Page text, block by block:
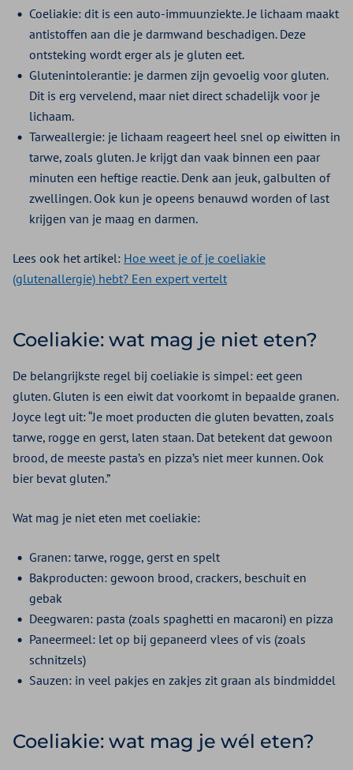
Coeliakie: dit is een auto-immuunziekte. Je lichaam maakt
antistoffen aan die je darmwand beschadigen. Deze
ontsteking wordt erger als je gluten eet.
Glutenintolerantie: je darmen zijn gevoelig voor gluten.
Dit is erg vervelend, maar niet direct schadelijk voor je
lichaam.
Tarweallergie: je lichaam reageert heel snel op eiwitten in
tarwe, zoals gluten. Je krijgt dan vaak binnen een paar
minuten een heftige reactie. Denk aan jeuk, galbulten of
zwellingen. Ook kun je opeens benauwd worden of last
krijgen van je maag en darmen.
Lees ook het artikel: Hoe weet je of je coeliakie
(glutenallergie) hebt? Een expert vertelt
Coeliakie: wat mag je niet eten?
De belangrijkste regel bij coeliakie is simpel: eet geen
gluten. Gluten is een eiwit dat voorkomt in bepaalde granen.
Joyce legt uit: “Je moet producten die gluten bevatten, zoals
tarwe, rogge en gerst, laten staan. Dat betekent dat gewoon
brood, de meeste pasta’s en pizza’s niet meer kunnen. Ook
bier bevat gluten.”
Wat mag je niet eten met coeliakie:
Granen: tarwe, rogge, gerst en spelt
Bakproducten: gewoon brood, crackers, beschuit en
gebak
Deegwaren: pasta (zoals spaghetti en macaroni) en pizza
Paneermeel: let op bij gepaneerd vlees of vis (zoals
schnitzels)
Sauzen: in veel pakjes en zakjes zit graan als bindmiddel
Coeliakie: wat mag je wél eten?